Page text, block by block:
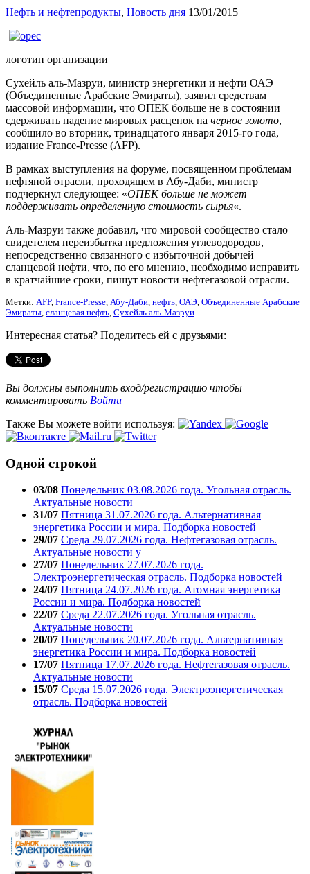
Нефть и нефтепродукты, Новость дня 13/01/2015
логотип организации
Сухейль аль-Мазруи, министр энергетики и нефти ОАЭ
(Объединенные Арабские Эмираты), заявил средствам
массовой информации, что ОПЕК больше не в состоянии
сдерживать падение мировых расценок на черное золото,
сообщило во вторник, тринадцатого января 2015-го года,
издание France-Presse (AFP).
В рамках выступления на форуме, посвященном проблемам
нефтяной отрасли, проходящем в Абу-Даби, министр
подчеркнул следующее: «ОПЕК больше не может
поддерживать определенную стоимость сырья«.
Аль-Мазруи также добавил, что мировой сообщество стало
свидетелем переизбытка предложения углеводородов,
непосредственно связанного с избыточной добычей
сланцевой нефти, что, по его мнению, необходимо исправить
в кратчайшие сроки, пишут новости нефтегазовой отрасли.
Метки: AFP, France-Presse, Абу-Даби, нефть, ОАЭ, Объединенные Арабские
Эмираты, сланцевая нефть, Сухейль аль-Мазруи
Интересная статья? Поделитесь ей с друзьями:
Вы должны выполнить вход/регистрацию чтобы
комментировать Войти
Также Вы можете войти используя:
Одной строкой
03/08 Понедельник 03.08.2026 года. Угольная отрасль.
Актуальные новости
31/07 Пятница 31.07.2026 года. Альтернативная
энергетика России и мира. Подборка новостей
29/07 Среда 29.07.2026 года. Нефтегазовая отрасль.
Актуальные новости у
27/07 Понедельник 27.07.2026 года.
Электроэнергетическая отрасль. Подборка новостей
24/07 Пятница 24.07.2026 года. Атомная энергетика
России и мира. Подборка новостей
22/07 Среда 22.07.2026 года. Угольная отрасль.
Актуальные новости
20/07 Понедельник 20.07.2026 года. Альтернативная
энергетика России и мира. Подборка новостей
17/07 Пятница 17.07.2026 года. Нефтегазовая отрасль.
Актуальные новости
15/07 Среда 15.07.2026 года. Электроэнергетическая
отрасль. Подборка новостей